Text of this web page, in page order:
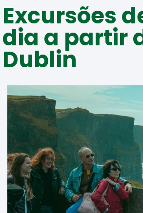
Excursões
dia a partir
Dublin